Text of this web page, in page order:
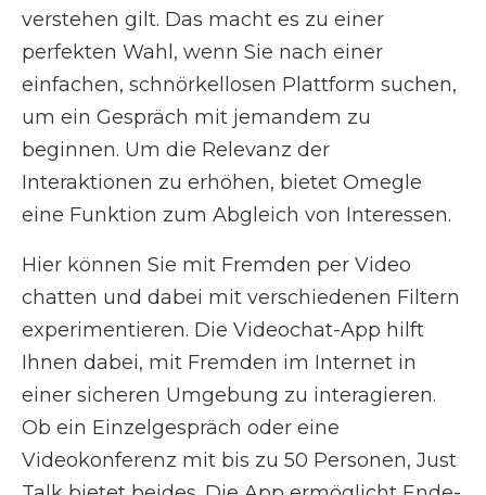
verstehen gilt. Das macht es zu einer
perfekten Wahl, wenn Sie nach einer
einfachen, schnörkellosen Plattform suchen,
um ein Gespräch mit jemandem zu
beginnen. Um die Relevanz der
Interaktionen zu erhöhen, bietet Omegle
eine Funktion zum Abgleich von Interessen.
Hier können Sie mit Fremden per Video
chatten und dabei mit verschiedenen Filtern
experimentieren. Die Videochat-App hilft
Ihnen dabei, mit Fremden im Internet in
einer sicheren Umgebung zu interagieren.
Ob ein Einzelgespräch oder eine
Videokonferenz mit bis zu 50 Personen, Just